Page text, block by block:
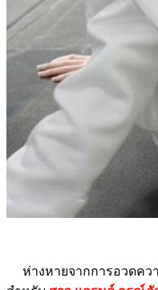
ห่างหายจากการอวดคว